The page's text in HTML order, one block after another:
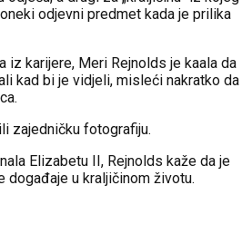
odjevni predmet kada je prilika
iz karijere, Meri Rejnolds je kaala da
kad bi je vidjeli, misleći nakratko da
zajedničku fotografiju.
Elizabetu II, Rejnolds kaže da je
događaje u kraljičinom životu.